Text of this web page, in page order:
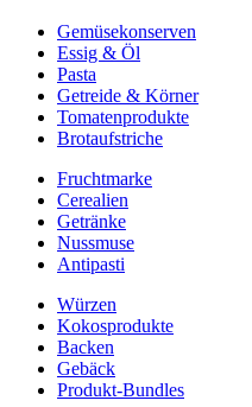
Gemüsekonserven
Essig & Öl
Pasta
Getreide & Körner
Tomatenprodukte
Brotaufstriche
Fruchtmarke
Cerealien
Getränke
Nussmuse
Antipasti
Würzen
Kokosprodukte
Backen
Gebäck
Produkt-Bundles